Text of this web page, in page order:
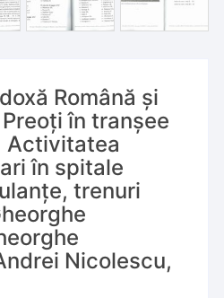
Română și
în tranșee
Activitatea
în spitale
trenuri
Nicolescu,